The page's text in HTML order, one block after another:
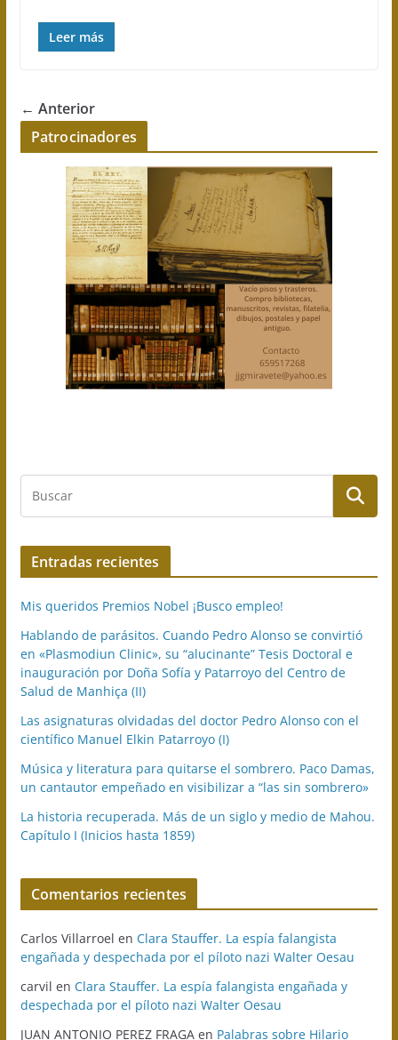
Leer más
← Anterior
Patrocinadores
Entradas recientes
Mis queridos Premios Nobel ¡Busco empleo!
Hablando de parásitos. Cuando Pedro Alonso se convirtió
en «Plasmodiun Clinic», su “alucinante” Tesis Doctoral e
inauguración por Doña Sofía y Patarroyo del Centro de
Salud de Manhiça (II)
Las asignaturas olvidadas del doctor Pedro Alonso con el
científico Manuel Elkin Patarroyo (I)
Música y literatura para quitarse el sombrero. Paco Damas,
un cantautor empeñado en visibilizar a “las sin sombrero»
La historia recuperada. Más de un siglo y medio de Mahou.
Capítulo I (Inicios hasta 1859)
Comentarios recientes
Carlos Villarroel en Clara Stauffer. La espía falangista
engañada y despechada por el píloto nazi Walter Oesau
carvil en Clara Stauffer. La espía falangista engañada y
despechada por el píloto nazi Walter Oesau
JUAN ANTONIO PEREZ FRAGAen Palabras sobre Hilario